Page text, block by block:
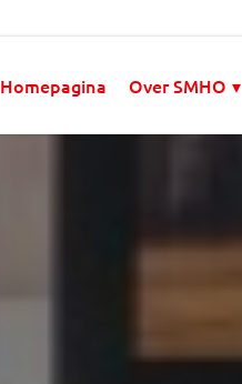
Homepagina Over SMHO ▾